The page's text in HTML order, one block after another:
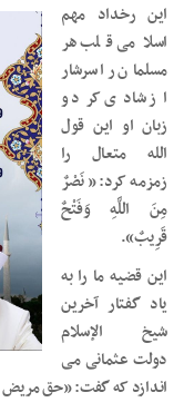
این رخداد مهم
اسلامی قلب هر
مسلمان را سرشار
از شادی کرد و
زبان او این قول
الله متعال را
زمزمه کرد: « نَصْرٌ
مِنَ اللَّهِ وَفَتْحٌ
قَرِيبٌ».
این قضیه ما را به
یاد گفتار آخرین
شیخ الإسلام
دولت عثمانی می
اندازد که گفت: «حق